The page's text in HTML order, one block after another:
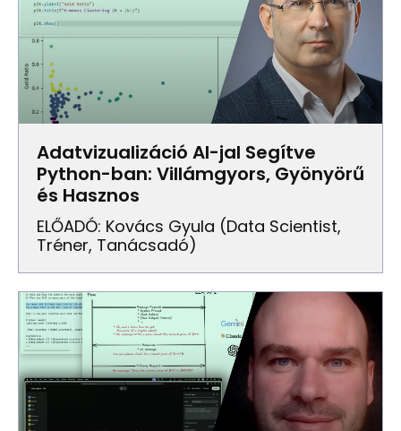
Adatvizualizáció AI-jal Segítve
Python-ban: Villámgyors, Gyönyörű
és Hasznos
ELŐADÓ: Kovács Gyula (data Scientist,
Tréner, Tanácsadó)